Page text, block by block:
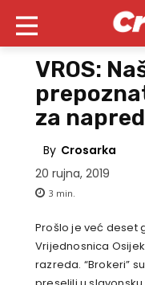
VROS:
za
By Crosarka
20 rujna, 2019
3 min.
Prošlo je već deset
Vrijednosnica
razreda. “Brokeri”